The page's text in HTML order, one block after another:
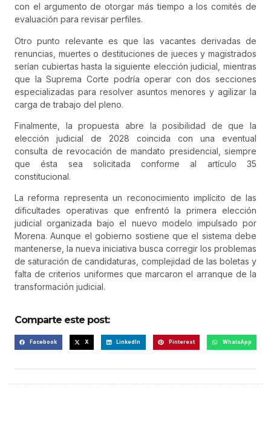
con el argumento de otorgar más tiempo a los comités de
evaluación para revisar perfiles.
Otro punto relevante es que las vacantes derivadas de
renuncias, muertes o destituciones de jueces y magistrados
serían cubiertas hasta la siguiente elección judicial, mientras
que la Suprema Corte podría operar con dos secciones
especializadas para resolver asuntos menores y agilizar la
carga de trabajo del pleno.
Finalmente, la propuesta abre la posibilidad de que la
elección judicial de 2028 coincida con una eventual
consulta de revocación de mandato presidencial, siempre
que ésta sea solicitada conforme al artículo 35
constitucional.
La reforma representa un reconocimiento implícito de las
dificultades operativas que enfrentó la primera elección
judicial organizada bajo el nuevo modelo impulsado por
Morena. Aunque el gobierno sostiene que el sistema debe
mantenerse, la nueva iniciativa busca corregir los problemas
de saturación de candidaturas, complejidad de las boletas y
falta de criterios uniformes que marcaron el arranque de la
transformación judicial.
Comparte este post:
Facebook X LinkedIn Pinterest WhatsApp